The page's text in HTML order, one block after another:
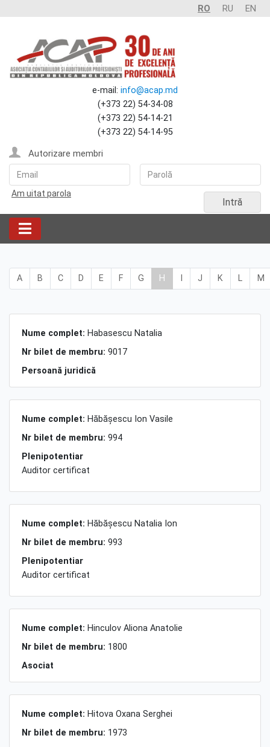
RO RU EN
e-mail: info@acap.md
(+373 22) 54-34-08
(+373 22) 54-14-21
(+373 22) 54-14-95
Autorizare membri
Am uitat parola
Intră
A B C D E F G H J K L M
Nume complet: Habasescu Natalia
Nr bilet de membru: 9017
Persoană juridică
Nume complet: Hăbăşescu Ion Vasile
Nr bilet de membru: 994
Plenipotentiar
Auditor certificat
Nume complet: Hăbăşescu Natalia Ion
Nr bilet de membru: 993
Plenipotentiar
Auditor certificat
Nume complet: Hinculov Aliona Anatolie
Nr bilet de membru: 1800
Asociat
Nume complet: Hitova Oxana Serghei
Nr bilet de membru: 1973